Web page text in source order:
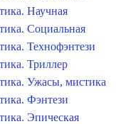
Научная
Социальная
Технофэнтези
Триллер
Ужасы, мистика
Фэнтези
Эпическая